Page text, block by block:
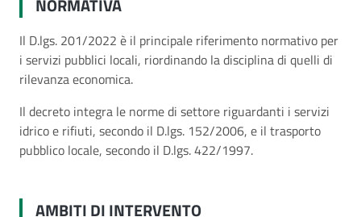
NORMATIVA
Il D.lgs. 201/2022 è il principale riferimento normativo per
i servizi pubblici locali, riordinando la disciplina di quelli di
rilevanza economica.
Il decreto integra le norme di settore riguardanti i servizi
idrico e rifiuti, secondo il D.lgs. 152/2006, e il trasporto
pubblico locale, secondo il D.lgs. 422/1997.
AMBITI DI INTERVENTO